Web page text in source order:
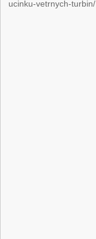
ucinku-vetrnych-turbin/